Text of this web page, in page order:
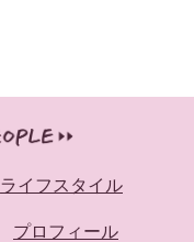
ライフスタイル
プロフィール